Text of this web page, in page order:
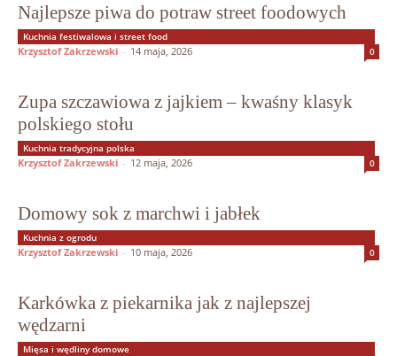
Najlepsze piwa do potraw street foodowych
Kuchnia festiwalowa i street food
Krzysztof Zakrzewski - 14 maja, 2026 0
Zupa szczawiowa z jajkiem – kwaśny klasyk
polskiego stołu
Kuchnia tradycyjna polska
Krzysztof Zakrzewski - 12 maja, 2026 0
Domowy sok z marchwi i jabłek
Kuchnia z ogrodu
Krzysztof Zakrzewski - 10 maja, 2026 0
Karkówka z piekarnika jak z najlepszej
wędzarni
Mięsa i wędliny domowe